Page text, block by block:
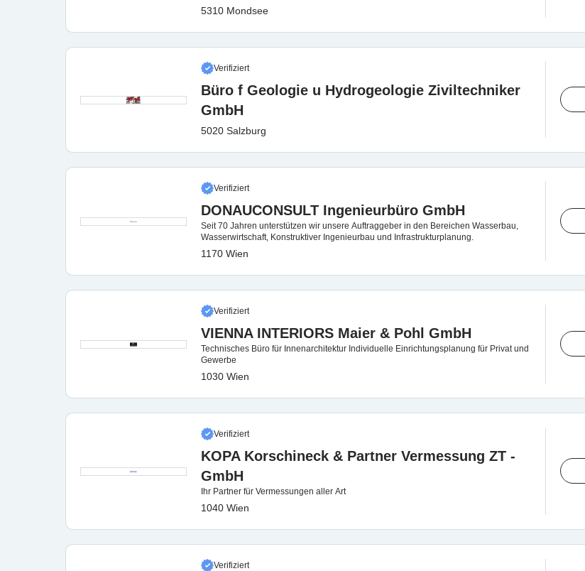
5310 Mondsee
Verifiziert
Büro f Geologie u Hydrogeologie Ziviltechniker
GmbH
5020 Salzburg
Verifiziert
DONAUCONSULT Ingenieurbüro GmbH
Seit 70 Jahren unterstützen wir unsere Auftraggeber in den Bereichen Wasserbau,
Wasserwirtschaft, Konstruktiver Ingenieurbau und Infrastrukturplanung.
1170 Wien
Verifiziert
VIENNA INTERIORS Maier & Pohl GmbH
Technisches Büro für Innenarchitektur Individuelle Einrichtungsplanung für Privat und
Gewerbe
1030 Wien
Verifiziert
KOPA Korschineck & Partner Vermessung ZT -
GmbH
Ihr Partner für Vermessungen aller Art
1040 Wien
Verifiziert